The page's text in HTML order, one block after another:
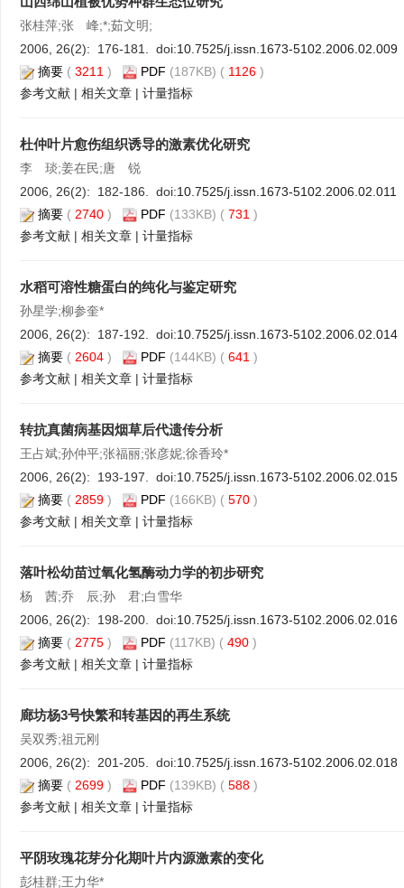
张桂萍;张 峰;*;茹文明;
2006, 26(2): 176-181. doi:10.7525/j.issn.1673-5102.2006.02.009
摘要 ( 3211 ) PDF (187KB) ( 1126 )
参考文献 | 相关文章 | 计量指标
杜仲叶片愈伤组织诱导的激素优化研究
李 琰;姜在民;唐 锐
2006, 26(2): 182-186. doi:10.7525/j.issn.1673-5102.2006.02.011
摘要 ( 2740 ) PDF (133KB) ( 731 )
参考文献 | 相关文章 | 计量指标
水稻可溶性糖蛋白的纯化与鉴定研究
孙星学;柳参奎*
2006, 26(2): 187-192. doi:10.7525/j.issn.1673-5102.2006.02.014
摘要 ( 2604 ) PDF (144KB) ( 641 )
参考文献 | 相关文章 | 计量指标
转抗真菌病基因烟草后代遗传分析
王占斌;孙仲平;张福丽;张彦妮;徐香玲*
2006, 26(2): 193-197. doi:10.7525/j.issn.1673-5102.2006.02.015
摘要 ( 2859 ) PDF (166KB) ( 570 )
参考文献 | 相关文章 | 计量指标
落叶松幼苗过氧化氢酶动力学的初步研究
杨 茜;乔 辰;孙 君;白雪华
2006, 26(2): 198-200. doi:10.7525/j.issn.1673-5102.2006.02.016
摘要 ( 2775 ) PDF (117KB) ( 490 )
参考文献 | 相关文章 | 计量指标
廊坊杨3号快繁和转基因的再生系统
吴双秀;祖元刚
2006, 26(2): 201-205. doi:10.7525/j.issn.1673-5102.2006.02.018
摘要 ( 2699 ) PDF (139KB) ( 588 )
参考文献 | 相关文章 | 计量指标
平阴玫瑰花芽分化期叶片内源激素的变化
彭桂群;王力华*